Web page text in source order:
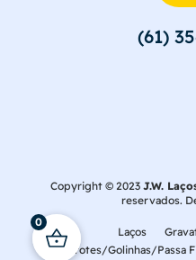
(61)
Copyright © 2023 J.W.
reservados.
Laços
Laçarotes/Golinhas/Passa
0